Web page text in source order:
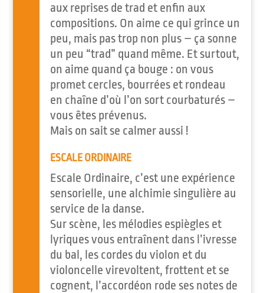
aux reprises de trad et enfin aux
compositions. On aime ce qui grince un
peu, mais pas trop non plus – ça sonne
un peu “trad” quand même. Et surtout,
on aime quand ça bouge : on vous
promet cercles, bourrées et rondeau
en chaîne d’où l’on sort courbaturés –
vous êtes prévenus.
Mais on sait se calmer aussi !
ESCALE ORDINAIRE
Escale Ordinaire, c’est une expérience
sensorielle, une alchimie singulière au
service de la danse.
Sur scène, les mélodies espiègles et
lyriques vous entraînent dans l’ivresse
du bal, les cordes du violon et du
violoncelle virevoltent, frottent et se
cognent, l’accordéon rode ses notes de